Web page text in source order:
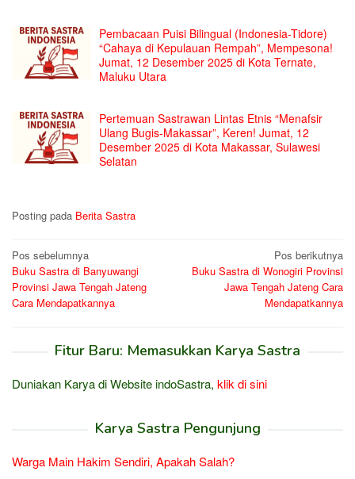
Pembacaan Puisi Bilingual (Indonesia-Tidore)
“Cahaya di Kepulauan Rempah”, Mempesona!
Jumat, 12 Desember 2025 di Kota Ternate,
Maluku Utara
Pertemuan Sastrawan Lintas Etnis “Menafsir
Ulang Bugis-Makassar”, Keren! Jumat, 12
Desember 2025 di Kota Makassar, Sulawesi
Selatan
Posting pada Berita Sastra
Navigasi
pos
Pos sebelumnya
Buku Sastra di Banyuwangi
Provinsi Jawa Tengah Jateng
Cara Mendapatkannya
Pos berikutnya
Buku Sastra di Wonogiri Provinsi
Jawa Tengah Jateng Cara
Mendapatkannya
Fitur Baru: Memasukkan Karya Sastra
Duniakan Karya di Website indoSastra, klik di sini
Karya Sastra Pengunjung
Warga Main Hakim Sendiri, Apakah Salah?